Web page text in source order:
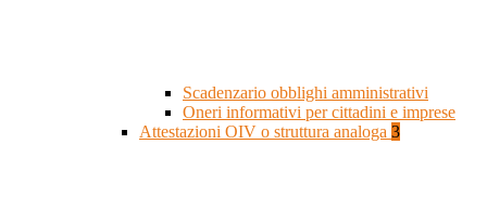
Scadenzario obblighi amministrativi
Oneri informativi per cittadini e imprese
Attestazioni OIV o struttura analoga 3